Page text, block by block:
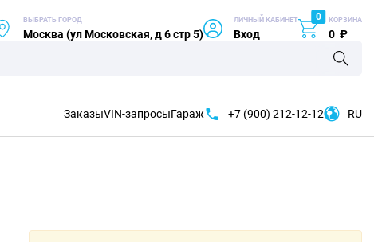
ВЫБРАТЬ ГОРОД
Москва (ул Московская, д 6 стр 5)
ЛИЧНЫЙ КАБИНЕТ
Вход
0 КОРЗИНА
0 ₽
ЗаказыVIN-запросыГараж +7 (900) 212-12-12 RU